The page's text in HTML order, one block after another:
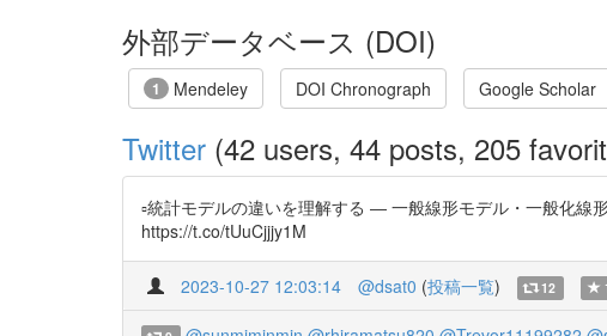
外部データベース (DOI)
1 Mendeley DOI Chronograph Google Scholar
Twitter (42 users, 44 posts, 205
▫️統計モデルの違いを理解する ― 一般線形モデル・一般化線
https://t.co/tUuCjjjy1M
2023-10-27 12:03:14 @dsat0 (投稿一覧) 12